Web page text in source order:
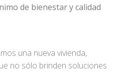
de bienestar y calidad
una nueva vivienda,
no sólo brinden soluciones